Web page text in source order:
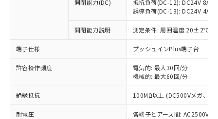
開閉能力(DC)
抵抗負荷(DC-12): DC24V 8A/
誘導負荷(DC-13): DC24V 4A/
開閉能力説明 測定条件: 周囲温度 20±2℃、
端子仕様 プッシュインPlus端子台
許容操作頻度
電気的: 最大30回/分
機械的: 最大60回/分
絶縁抵抗 100MΩ以上 (DC500Vメガ、点
耐電圧
各端子とアース間: AC2500V
ことをご了承ください。
在庫状況および標準価格照会結果は、
記載している更新日時点での社内デー
タに基づき作成されるものであり、閲
覧された時点での実際の在庫および標
準価格とは異なる場合があることをご
正式な納期状況および標準価格はお客
様のお取引先、またはお客様担当のオ
ムロン制御機器販売店・当社販売員に
むを得ず変更することがあります。
*EU RoHS指令（10物質）：
鉛(Pb) 1000ppm以下、 水銀(Hg) 1000ppm以下、 カド
ミウム(Cd) 100ppm以下、
六価クロム(Cr(Ⅵ)) 1000ppm以下、ポリ臭化ビフェニル
類(PBB) 1000ppm以下、ポリ臭化ジフェニルエーテル類
(PBDE) 1000ppm以下、フタル酸ビス(2-エチルヘキシ
ル) (DEHP)(別名：DOP) 1000ppm以下、フタル酸ブチ
(DIBP) 1000ppm以下
但し、RoHS指令で産業用監視および制御機器に対する
「－」：未確認です。当社販売部門へお問
*中国RoHS10物質の基準値 (GB/T26572)：
Pb(鉛) :1000ppm、 Hg(水銀) : 1000ppm、 Cd(カドミウ
ニル類) : 1000ppm、 PBDEs(ポリ臭化ジフェニルエーテ
DBP(フタル酸ジブチル) : 1000ppm、 DIBP(フタル酸ジ
イソブチル) : 1000ppm、 BBP(フタル酸ブチルベンジ
ル) : 1000ppm、
DEHP(フタル酸ビス(2-エチルヘキシル)) : 1000ppm
当社は、これら貴社製品のうち、外国
為替および外国貿易法に定める商品
（以下｢規制貨物等」という）を輸出
または国外への提供する場合は、日本
国政府の輸出許可(または役務取引許
可)を取得するなどの必要な手続きを
当社は規制貨物を破棄する場合は、完
全に破砕するなど、違法に輸出されな
いよう必要な手段を講じます。
当社は貴社製品を、核兵器、ミサイ
ル、化学兵器、生物兵器またはその他
○ 一定数以上の在庫あり
一定数には満たないが在庫あり
在庫なし(最新の在庫状況につ